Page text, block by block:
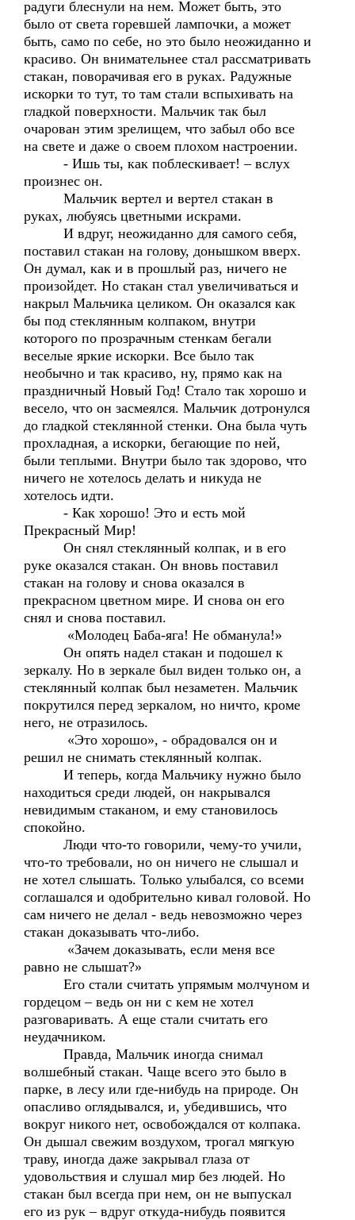
радуги блеснули на нем. Может быть, это
было от света горевшей лампочки, а может
быть, само по себе, но это было неожиданно и
красиво. Он внимательнее стал рассматривать
стакан, поворачивая его в руках. Радужные
искорки то тут, то там стали вспыхивать на
гладкой поверхности. Мальчик так был
очарован этим зрелищем, что забыл обо все
на свете и даже о своем плохом настроении.
- Ишь ты, как поблескивает! – вслух
произнес он.
Мальчик вертел и вертел стакан в
руках, любуясь цветными искрами.
И вдруг, неожиданно для самого себя,
поставил стакан на голову, донышком вверх.
Он думал, как и в прошлый раз, ничего не
произойдет. Но стакан стал увеличиваться и
накрыл Мальчика целиком. Он оказался как
бы под стеклянным колпаком, внутри
которого по прозрачным стенкам бегали
веселые яркие искорки. Все было так
необычно и так красиво, ну, прямо как на
праздничный Новый Год! Стало так хорошо и
весело, что он засмеялся. Мальчик дотронулся
до гладкой стеклянной стенки. Она была чуть
прохладная, а искорки, бегающие по ней,
были теплыми. Внутри было так здорово, что
ничего не хотелось делать и никуда не
хотелось идти.
- Как хорошо! Это и есть мой
Прекрасный Мир!
Он снял стеклянный колпак, и в его
руке оказался стакан. Он вновь поставил
стакан на голову и снова оказался в
прекрасном цветном мире. И снова он его
снял и снова поставил.
«Молодец Баба-яга! Не обманула!»
Он опять надел стакан и подошел к
зеркалу. Но в зеркале был виден только он, а
стеклянный колпак был незаметен. Мальчик
покрутился перед зеркалом, но ничто, кроме
него, не отразилось.
«Это хорошо», - обрадовался он и
решил не снимать стеклянный колпак.
И теперь, когда Мальчику нужно было
находиться среди людей, он накрывался
невидимым стаканом, и ему становилось
спокойно.
Люди что-то говорили, чему-то учили,
что-то требовали, но он ничего не слышал и
не хотел слышать. Только улыбался, со всеми
соглашался и одобрительно кивал головой. Но
сам ничего не делал - ведь невозможно через
стакан доказывать что-либо.
«Зачем доказывать, если меня все
равно не слышат?»
Его стали считать упрямым молчуном и
гордецом – ведь он ни с кем не хотел
разговаривать. А еще стали считать его
неудачником.
Правда, Мальчик иногда снимал
волшебный стакан. Чаще всего это было в
парке, в лесу или где-нибудь на природе. Он
опасливо оглядывался, и, убедившись, что
вокруг никого нет, освобождался от колпака.
Он дышал свежим воздухом, трогал мягкую
траву, иногда даже закрывал глаза от
удовольствия и слушал мир без людей. Но
стакан был всегда при нем, он не выпускал
его из рук – вдруг откуда-нибудь появится